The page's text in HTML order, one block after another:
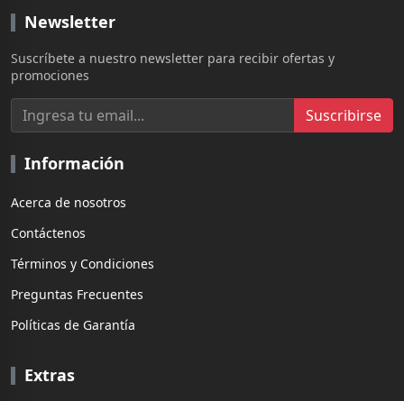
Newsletter
Suscríbete a nuestro newsletter para recibir ofertas y
promociones
Suscribirse
Información
Acerca de nosotros
Contáctenos
Términos y Condiciones
Preguntas Frecuentes
Políticas de Garantía
Extras